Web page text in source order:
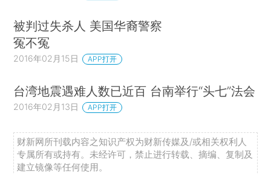
被判过失杀人 美国华裔警察
冤不冤
2016年02月15日 APP打开
台湾地震遇难人数已近百 台南举行“头七”法会
2016年02月13日 APP打开
财新网所刊载内容之知识产权为财新传媒及/或相关权利人
专属所有或持有。未经许可，禁止进行转载、摘编、复制及
建立镜像等任何使用。